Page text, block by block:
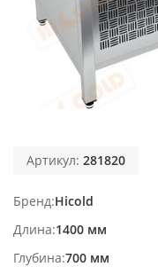
Артикул: 281820
Бренд Hicold
Длина 1400 мм
Глубина 700 мм